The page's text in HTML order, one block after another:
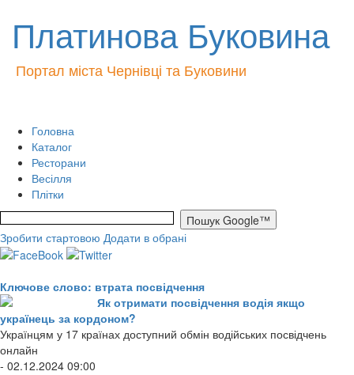
Платинова Буковина
Портал міста Чернівці та Буковини
Головна
Каталог
Ресторани
Весілля
Плітки
Зробити стартовою Додати в обрані
Ключове слово: втрата посвідчення
Як отримати посвідчення водія якщо
українець за кордоном?
Українцям у 17 країнах доступний обмін водійських посвідчень
онлайн
- 02.12.2024 09:00